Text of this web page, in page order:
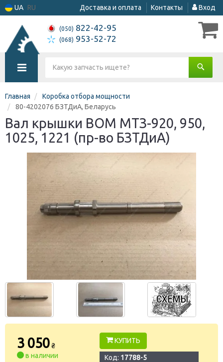
UA RU Доставка и оплата Контакты Вход
(050) 822-42-95
(068) 953-52-72
Главная
Коробка отбора мощности
80-4202076 БЗТДиА, Беларусь
Вал крышки ВОМ МТЗ-920, 950,
1025, 1221 (пр-во БЗТДиА)
3 050₴
в наличии
КУПИТЬ
Код: 17788-5